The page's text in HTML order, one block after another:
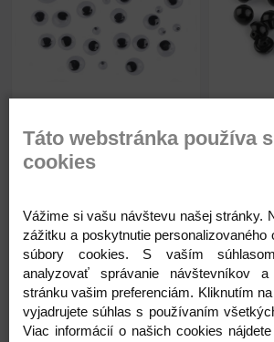
Priemer:
č. 2: 15,3; 27,5; 39
mm
Skladom
Kód: 780779
1,18
€
Kód:
Táto webstránka používa
cookies
Vážime si vašu návštevu našej stránky.
zážitku a poskytnutie
súbory cookies. S vaším
analyzovať správanie návštevníkov
stránku vašim preferenciám. Kliknutím
vyjadrujete súhlas s používaním
Viac informácií o našich cookies